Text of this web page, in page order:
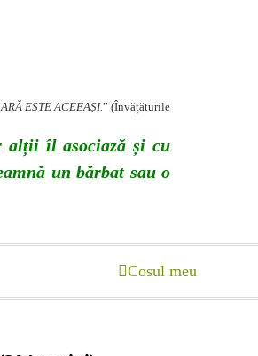
ESTE ACEEAȘI.” (Învățăturile
alții îl asociază și cu
un bărbat sau o
Cosul meu